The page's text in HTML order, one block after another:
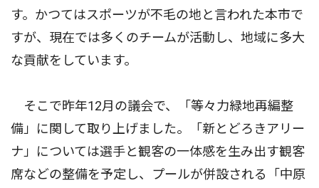
す。かつてはスポーツが不毛の地と言われた本市で
すが、現在では多くのチームが活動し、地域に多大
な貢献をしています。
そこで昨年12月の議会で、「等々力緑地再編整
備」に関して取り上げました。「新とどろきアリー
ナ」については選手と観客の一体感を生み出す観客
席などの整備を予定し、プールが併設される「中原